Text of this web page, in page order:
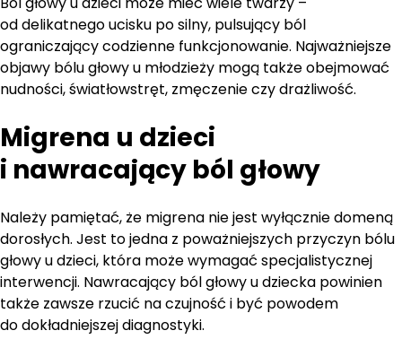
od delikatnego ucisku po silny, pulsujący ból
ograniczający codzienne funkcjonowanie. Najważniejsze
objawy bólu głowy u młodzieży mogą także obejmować
nudności, światłowstręt, zmęczenie czy drażliwość.
Migrena u dzieci
i nawracający ból głowy
Należy pamiętać, że migrena nie jest wyłącznie domeną
dorosłych. Jest to jedna z poważniejszych przyczyn bólu
głowy u dzieci, która może wymagać specjalistycznej
interwencji. Nawracający ból głowy u dziecka powinien
także zawsze rzucić na czujność i być powodem
do dokładniejszej diagnostyki.